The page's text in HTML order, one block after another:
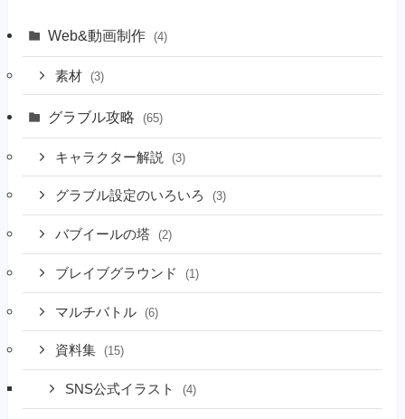
Web&動画制作 (4)
素材 (3)
グラブル攻略 (65)
キャラクター解説 (3)
グラブル設定のいろいろ (3)
バブイールの塔 (2)
ブレイブグラウンド (1)
マルチバトル (6)
資料集 (15)
SNS公式イラスト (4)